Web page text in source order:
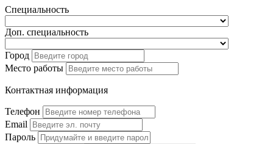
Специальность
Доп. специальность
Город
Место работы
Контактная информация
Телефон
Email
Пароль